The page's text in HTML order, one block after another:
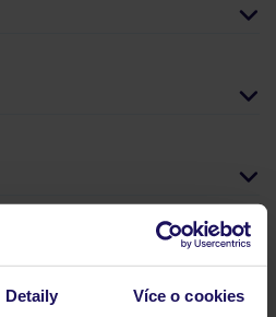
Detaily Více o cookies